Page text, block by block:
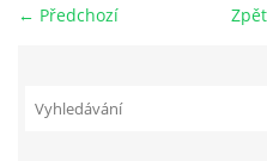
města
© 2026 eStránky.cz
← Předchozí